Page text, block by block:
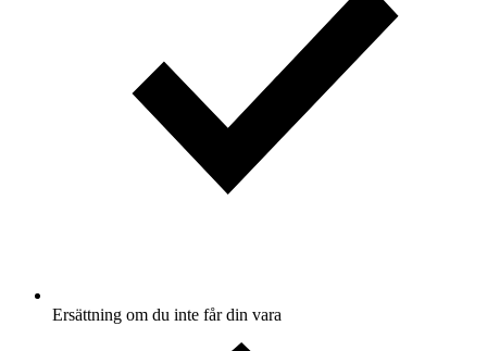
Ersättning om du inte får din vara